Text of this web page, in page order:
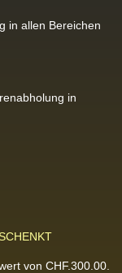
in allen Bereichen
in
von CHF.300.00.